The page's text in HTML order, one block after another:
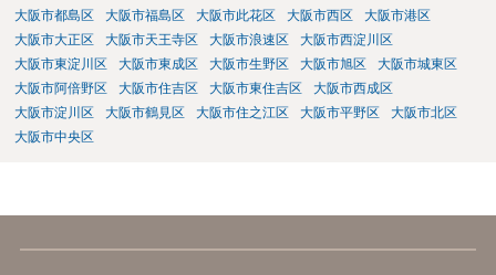
大阪市都島区
大阪市福島区 大阪市此花区 大阪市西区
大阪市港区
大阪市大正区
大阪市天王寺区 大阪市浪速区
大阪市西淀川区
大阪市東淀川区
大阪市東成区 大阪市生野区 大阪市旭区
大阪市城東区
大阪市阿倍野区
大阪市住吉区 大阪市東住吉区
大阪市西成区
大阪市淀川区
大阪市鶴見区 大阪市住之江区 大阪市平野区
大阪市北区
大阪市中央区